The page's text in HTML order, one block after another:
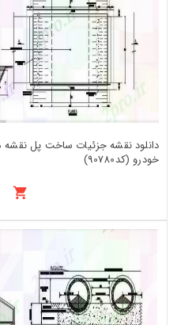
دانلود نقشه جزئیات ساخت پل
خودرو (کد90780)